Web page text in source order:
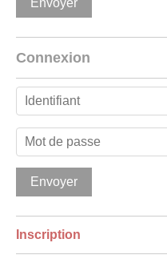
Connexion
Inscription